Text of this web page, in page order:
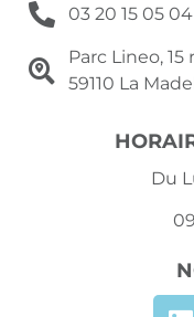
03 20 15 05 04
Parc Lineo,
59110 La
Du